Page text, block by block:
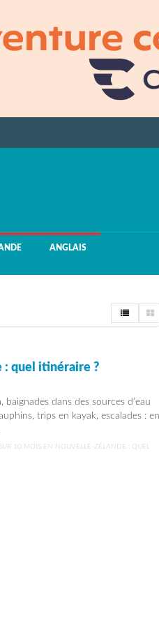
ANGLAIS
: quel itinéraire ?
baignades dans des sources d’eau
trips en kayak, escalades : en
SUR 10 MOIS EN NOUVELLE-ZÉLANDE : QUEL